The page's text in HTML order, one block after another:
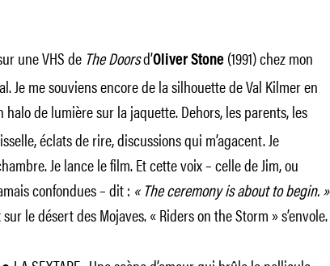
une VHS de The Doorsd’Oliver Stone(1991) chez mon
Je me souviens encore de la silhouette de Val Kilmer en
de lumière sur la jaquette. Dehors, les parents, les
éclats de rire, discussions qui m’agacent. Je
Je lance le film. Et cette voix – celle de Jim, ou
confondues – dit : « The ceremony is about to begin. »
le désert des Mojaves. « Riders on the Storm » s’envole.